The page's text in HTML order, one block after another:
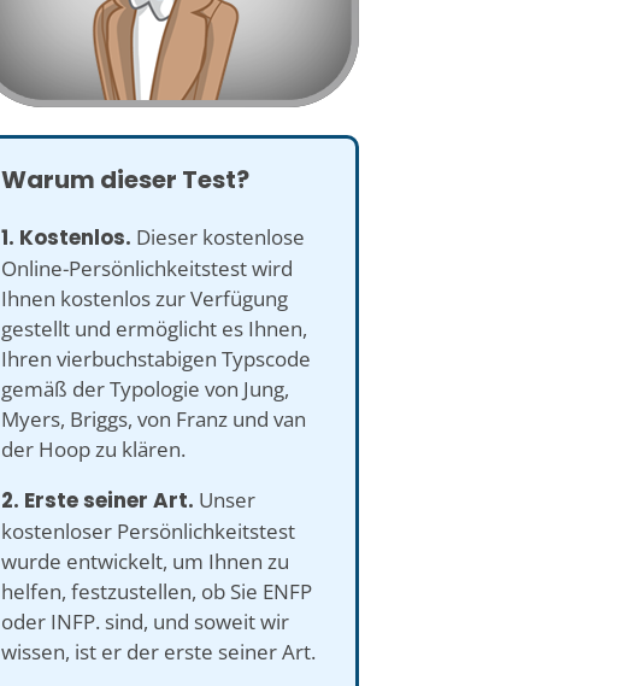
Warum dieser Test?
1. Kostenlos. Dieser kostenlose
Online-Persönlichkeitstest wird
Ihnen kostenlos zur Verfügung
gestellt und ermöglicht es Ihnen,
Ihren vierbuchstabigen Typscode
gemäß der Typologie von Jung,
Myers, Briggs, von Franz und van
der Hoop zu klären.
2. Erste seiner Art. Unser
kostenloser Persönlichkeitstest
wurde entwickelt, um Ihnen zu
helfen, festzustellen, ob Sie ENFP
oder INFP. sind, und soweit wir
wissen, ist er der erste seiner Art.